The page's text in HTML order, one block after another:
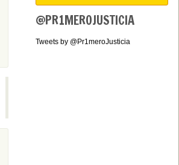
@PR1MEROJUSTICIA
Tweets by @Pr1meroJusticia